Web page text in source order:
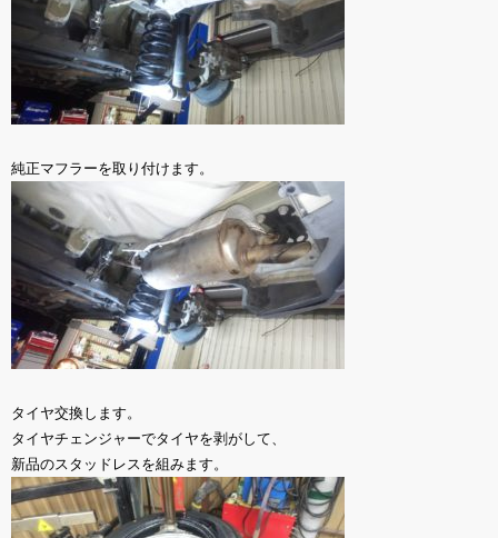
純正マフラーを取り付けます。
タイヤ交換します。
タイヤチェンジャーでタイヤを剥がして、
新品のスタッドレスを組みます。